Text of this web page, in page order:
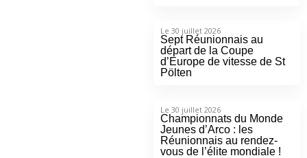
Le 30 juillet 2026
Sept Réunionnais au
départ de la Coupe
d’Europe de vitesse de St
Pölten
Le 30 juillet 2026
Championnats du Monde
Jeunes d’Arco : les
Réunionnais au rendez-
vous de l’élite mondiale !